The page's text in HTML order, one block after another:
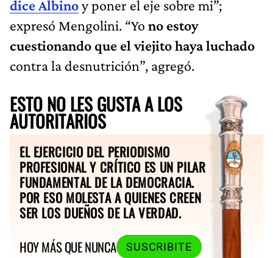
dice Albinoy poner el eje sobre mi”;
expresó Mengolini. “Yo no estoy
cuestionando que el viejito haya luchado
contra la desnutrición”, agregó.
ESTO NO LES GUSTA A LOS
AUTORITARIOS
EL EJERCICIO DEL PERIODISMO
PROFESIONAL Y CRÍTICO ES UN PILAR
FUNDAMENTAL DE LA DEMOCRACIA.
POR ESO MOLESTA A QUIENES CREEN
SER LOS DUEÑOS DE LA VERDAD.
HOY MÁS QUE NUNCA
SUSCRIBITE